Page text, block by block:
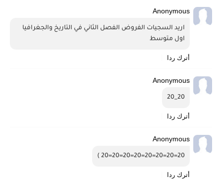
Anonymous
اول متوسط
أترك ردا
Anonymous
20_20
أترك ردا
Anonymous
20=20=20=20=20=20=20=20 )
أترك ردا